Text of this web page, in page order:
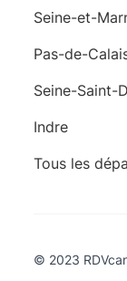
Seine-et-
Pas-de-
Seine-Saint-
Indre
Tous les
© 2023